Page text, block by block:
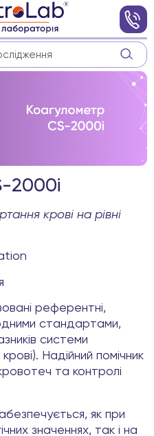
2000i
крові на рівні
референтні,
стандартами,
системи
Надійний помічник
та контролі
як при
значеннях, так і на